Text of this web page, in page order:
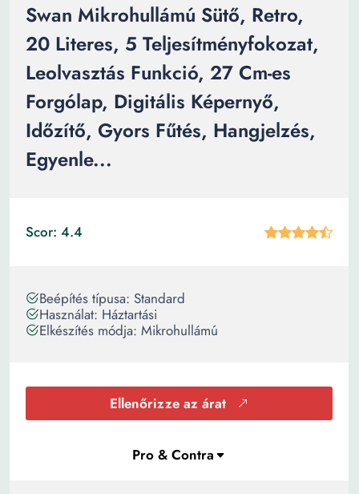
Swan Mikrohullámú Sütő, Retro,
20 Literes, 5 Teljesítményfokozat,
Leolvasztás Funkció, 27 Cm-es
Forgólap, Digitális Képernyő,
Időzítő, Gyors Fűtés, Hangjelzés,
Egyenle...
Scor: 4.4
Beépítés típusa: Standard
Használat: Háztartási
Elkészítés módja: Mikrohullámú
Ellenőrizze az árat